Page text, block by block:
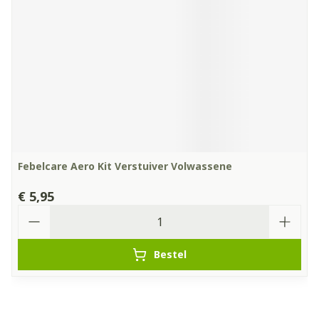
Febelcare Aero Kit Verstuiver Volwassene
€ 5,95
Bestel